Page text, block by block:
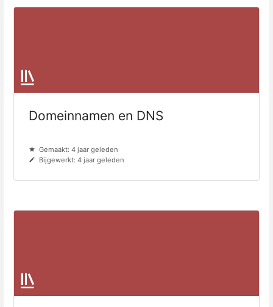
Domeinnamen en DNS
Gemaakt: 4 jaar geleden
Bijgewerkt: 4 jaar geleden